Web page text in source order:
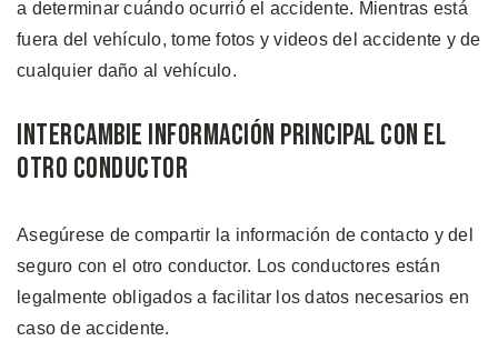
a determinar cuándo ocurrió el accidente. Mientras está
fuera del vehículo, tome fotos y videos del accidente y de
cualquier daño al vehículo.
Intercambie Información Principal con el
Otro Conductor
Asegúrese de compartir la información de contacto y del
seguro con el otro conductor. Los conductores están
legalmente obligados a facilitar los datos necesarios en
caso de accidente.